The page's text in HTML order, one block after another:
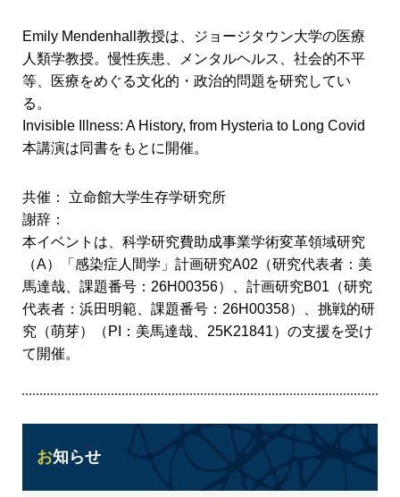
Emily Mendenhall教授は、ジョージタウン大学の医療
人類学教授。慢性疾患、メンタルヘルス、社会的不平
等、医療をめぐる文化的・政治的問題を研究してい
る。
Invisible Illness: A History, from Hysteria to Long Covid
本講演は同書をもとに開催。
共催： 立命館大学生存学研究所
謝辞：
本イベントは、科学研究費助成事業学術変革領域研究
（A）「感染症人間学」計画研究A02（研究代表者：美
馬達哉、課題番号：26H00356）、計画研究B01（研究
代表者：浜田明範、課題番号：26H00358）、挑戦的研
究（萌芽）（PI：美馬達哉、25K21841）の支援を受け
て開催。
お知らせ